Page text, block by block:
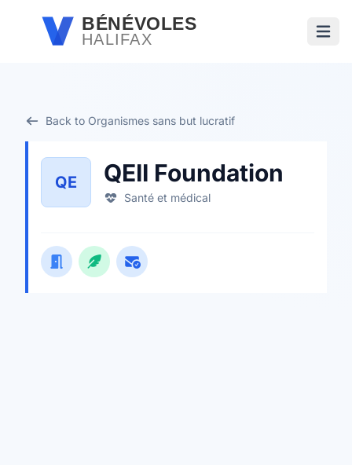
Passer au contenu principal
BÉNÉVOLES
HALIFAX
Back to Organismes sans but lucratif
QE QEII Foundation
Santé et médical